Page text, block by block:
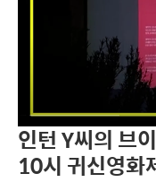
인턴 Y씨의 브
10시 귀신영화